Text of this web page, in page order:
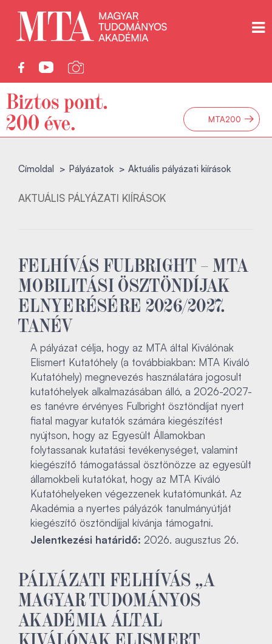
MTA200 →
Címoldal Pályázatok Aktuális pályázati kiírások
AKTUÁLIS PÁLYÁZATI KIÍRÁSOK
FELHÍVÁS FULBRIGHT – MTA
MOBILITÁSI ÖSZTÖNDÍJAK
ELNYERÉSÉRE 2026/2027.
TANÉV
A pályázat célja, hogy az MTA által Kiválónak
Elismert Kutatóhely (a továbbiakban: MTA Kiváló
Kutatóhely) megnevezés használatára jogosult
kutatóhelyek alkalmazásában álló, a 2026-2027-
es tanévre érvényes Fulbright ösztöndíjat nyert
fiatal magyar kutatók számára kiegészítést
nyújtson, hogy az Egyesült Államokban
folytassanak kutatási tevékenységet, valamint
kiegészítő támogatással ösztönözze az egyesült
államokbeli kutatókat, hogy az MTA Kiváló
Kutatóhelyeken végezzenek kutatómunkát. Az
Akadémia a nyertes pályázók tanulmányútját
kiegészítő ösztöndíjjal kívánja támogatni.
Jelentkezési határidő: 2026. augusztus 26.
PÁLYÁZATI FELHÍVÁS „A
MAGYAR TUDOMÁNYOS
AKADÉMIA ÁLTAL
KIVÁLÓNAK ELISMERT